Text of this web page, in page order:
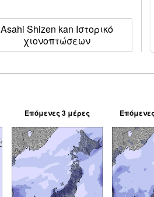
Asahi Shizen kan Ιστορικό
χιονοπτώσεων
Επόμενες 3 μέρες